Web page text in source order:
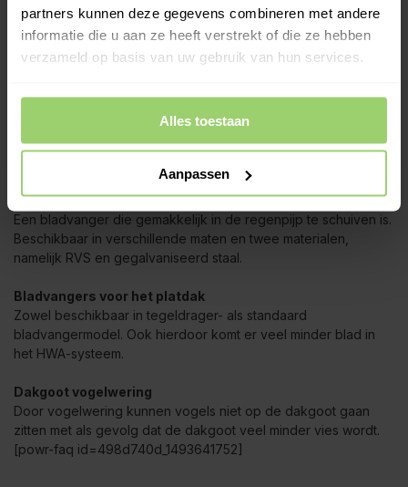
partners kunnen deze gegevens combineren met andere
informatie die u aan ze heeft verstrekt of die ze hebben
verzameld op basis van uw gebruik van hun services.
Alles toestaan
Aanpassen
klein beetje uit te steken boven de gootrand uit te steken.
Gemaakt van zwart polyethyleen wat erg milieuvriendelijk is en
Past op de bestaande regenpijp en zorgt ervoor dat blad
gescheiden wordt van de doorstroming van het regenwater.
Hierdoor is er veel minder kans op rioolverstoppingen door
Boldraadrooster voor de regenpijp
Een bladvanger die gemakkelijk in de regenpijp te schuiven is.
Beschikbaar in verschillende maten en twee materialen,
namelijk RVS en gegalvaniseerd staal.
Bladvangers voor het platdak
Zowel beschikbaar in tegeldrager- als standaard
bladvangermodel. Ook hierdoor komt er veel minder blad in
het HWA-systeem.
Dakgoot vogelwering
Door vogelwering kunnen vogels niet op de dakgoot gaan
zitten met als gevolg dat de dakgoot veel minder vies wordt.
[powr-faq id=498d740d_1493641752]